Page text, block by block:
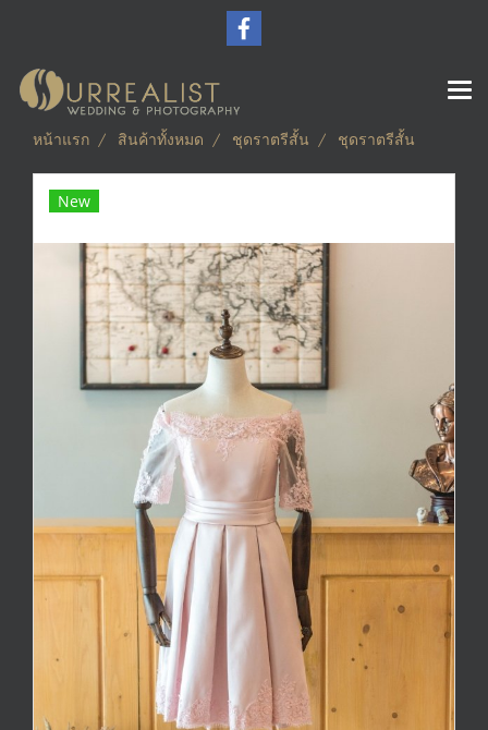
หน้าแรก สินค้าทั้งหมด ชุดราตรีสั้น ชุดราตรีสั้น
New